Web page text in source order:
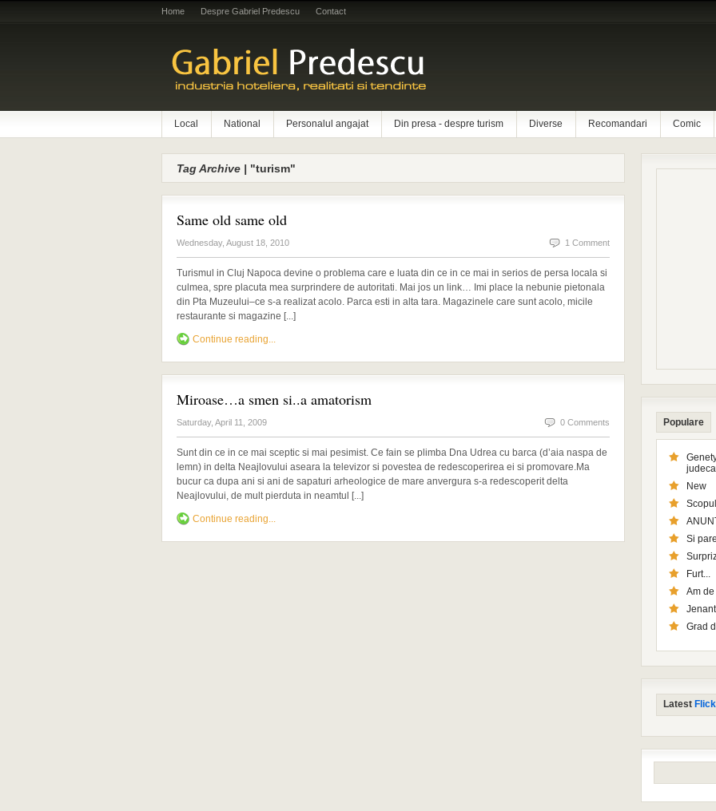
Home Despre Gabriel Predescu Contact
Local National Personalul angajat Din presa - despre turism Diverse Recomandari Comic
Tag Archive | "turism"
Same old same old
Wednesday, August 18, 2010 1 Comment
Turismul in Cluj Napoca devine o problema care e luata din ce in ce mai in serios de persa locala si
culmea, spre placuta mea surprindere de autoritati. Mai jos un link… Imi place la nebunie pietonala
din Pta Muzeului–ce s-a realizat acolo. Parca esti in alta tara. Magazinele care sunt acolo, micile
restaurante si magazine [...]
Continue reading...
Miroase…a smen si..a amatorism
Saturday, April 11, 2009 0 Comments
Sunt din ce in ce mai sceptic si mai pesimist. Ce fain se plimba Dna Udrea cu barca (d’aia naspa de
lemn) in delta Neajlovului aseara la televizor si povestea de redescoperirea ei si promovare.Ma
bucur ca dupa ani si ani de sapaturi arheologice de mare anvergura s-a redescoperit delta
Neajlovului, de mult pierduta in neamtul [...]
Continue reading...
Populare
New
Si
Furt...
Am
Grad
Latest Flick